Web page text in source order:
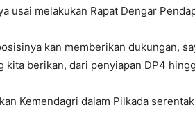
usai melakukan Rapat Dengar
kan memberikan dukungan,
kita berikan, dari penyiapan DP4
Kemendagri dalam Pilkada